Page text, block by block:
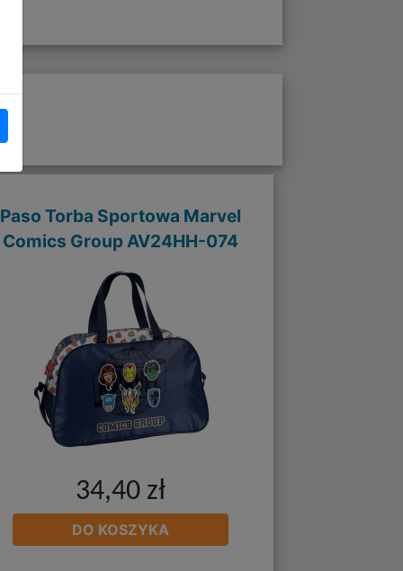
Paso Torba Sportowa Marvel
Comics Group AV24HH-074
34,40 zł
DO KOSZYKA